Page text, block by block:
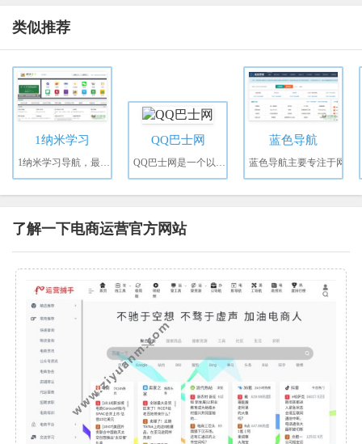
类似推荐
1纳米学习
1纳米学习导航，最专业
QQ巴士网
QQ巴士网是一个以网络
蓝色导航
蓝色导航主要专注于网
了解一下电商运营官方网站